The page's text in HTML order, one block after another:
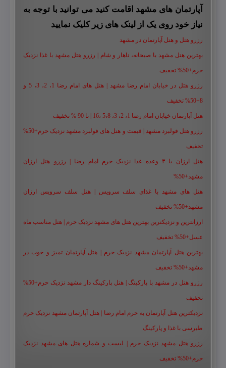
آپارتمان های مشهد اقامت کنید می توانید با توجه به
نیاز خود روی یک از لینک های زیر کلیک نمایید
رزرو هتل و هتل آپارتمان در مشهد
بهترین هتل مشهد با صبحانه، ناهار و شام | رزرو هتل مشهد با غذا نزدیک
حرم+50% تخفیف
رزرو هتل در خیابان امام رضا مشهد | هتل‌ های امام رضا 1، 2، 3، 5 و
8+50% تخفیف
هتل آپارتمان خیابان امام رضا 1، 2، 3، 5،8 ،16 | تا 90 % تخفیف
رزرو هتل فولبرد مشهد | قیمت و هتل های فولبرد مشهد نزدیک حرم+50%
تخفیف
هتل ارزان با ۳ وعده غذا نزدیک حرم امام رضا | رزرو هتل ارزان
مشهد+50%
هتل های مشهد با غذای سلف سرویس | هتل سلف سرویس ارزان
مشهد+50% تخفیف
ارزانترین و نزدیکترین بهترین هتل های مشهد نزدیک حرم | هتل مناسب ماه
عسل+50% تخفیف
بهترین هتل آپارتمان مشهد نزدیک حرم | هتل آپارتمان تمیز و خوب در
مشهد+50% تخفیف
رزرو هتل در مشهد با پارکینگ | هتل پارکینگ دار مشهد نزدیک حرم+50%
تخفیف
نزدیکترین هتل آپارتمان به حرم امام رضا | هتل آپارتمان مشهد نزدیک حرم
طبرسی با غذا و پارکینگ
رزرو هتل مشهد نزدیک حرم | لیست و شماره هتل های مشهد نزدیک
حرم+50% تخفیف